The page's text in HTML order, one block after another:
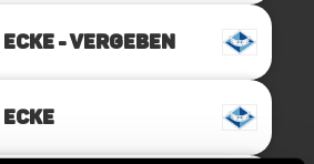
- VERGEBEN